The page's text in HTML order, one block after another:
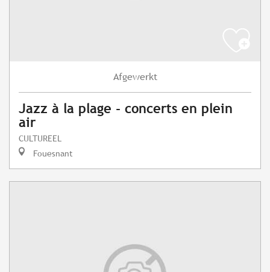
Afgewerkt
Jazz à la plage - concerts en plein
air
CULTUREEL
Fouesnant